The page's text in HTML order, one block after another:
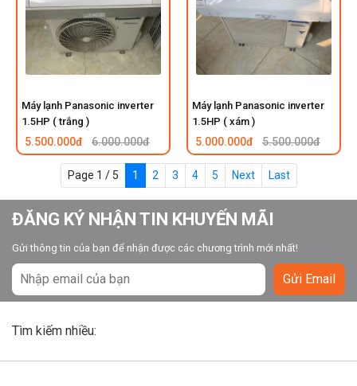
Máy lạnh Panasonic inverter
1.5HP ( trắng )
5.500.000đ 6.000.000đ
Máy lạnh Panasonic inverter
1.5HP ( xám )
5.000.000đ 5.500.000đ
Page 1 / 5 1 2 3 4 5 Next Last
ĐĂNG KÝ NHẬN TIN KHUYẾN MÃI
Gửi thông tin của bạn để nhận được các chương trình mới nhất!
Gửi Email
Tìm kiếm nhiều: